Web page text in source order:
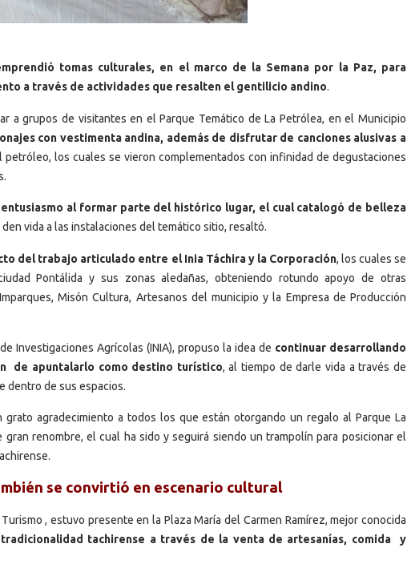
tomas culturales, en el marco de la Semana por la Paz, para
a través de actividades que resalten el gentilicio andino.
a grupos de visitantes en el Parque Temático de La Petrólea, en el Municipio
con vestimenta andina, además de disfrutar de canciones alusivas a
petróleo, los cuales se vieron complementados con infinidad de degustaciones
al formar parte del histórico lugar, el cual catalogó de belleza
vida a las instalaciones del temático sitio, resaltó.
del trabajo articulado entre el Inia Táchira y la Corporación, los cuales se
Pontálida y sus zonas aledañas, obteniendo rotundo apoyo de otras
Misón Cultura, Artesanos del municipio y la Empresa de Producción
Investigaciones Agrícolas (INIA), propuso la idea de continuar desarrollando
de apuntalarlo como destino turístico, al tiempo de darle vida a través de
dentro de sus espacios.
agradecimiento a todos los que están otorgando un regalo al Parque La
renombre, el cual ha sido y seguirá siendo un trampolín para posicionar el
se convirtió en escenario cultural
, estuvo presente en la Plaza María del Carmen Ramírez, mejor conocida
tachirense a través de la venta de artesanías, comida y